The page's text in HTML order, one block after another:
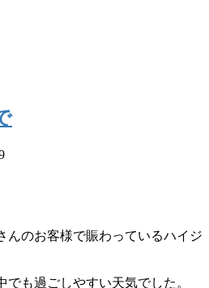
んのお客様で賑わっているハイジ
でも過ごしやすい天気でした。